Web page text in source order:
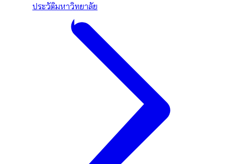
ประวัติมหาวิทยาลัย